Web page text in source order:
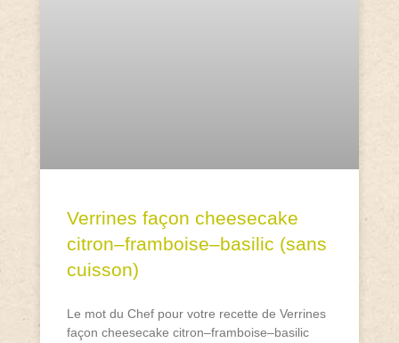
Verrines façon cheesecake
citron–framboise–basilic (sans
cuisson)
Le mot du Chef pour votre recette de Verrines
façon cheesecake citron–framboise–basilic